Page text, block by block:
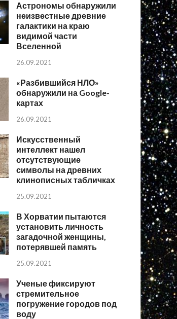
Астрономы обнаружили
неизвестные древние
галактики на краю
видимой части
Вселенной
26.09.2021
«Разбившийся НЛО»
обнаружили на Google-
картах
26.09.2021
Искусственный
интеллект нашел
отсутствующие
символы на древних
клинописных табличках
25.09.2021
В Хорватии пытаются
установить личность
загадочной женщины,
потерявшей память
25.09.2021
Ученые фиксируют
стремительное
погружение городов под
воду